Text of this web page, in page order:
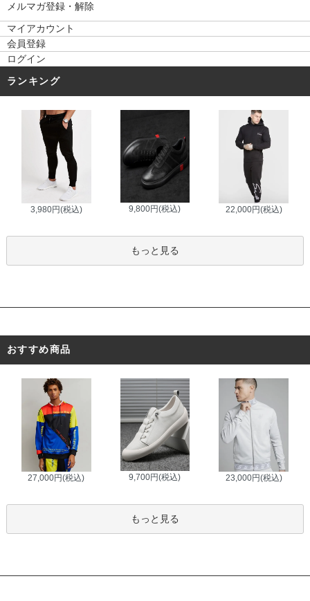
メルマガ登録・解除
マイアカウント
会員登録
ログイン
ランキング
3,980円(税込) 9,800円(税込) 22,000円(税込)
もっと見る
おすすめ商品
27,000円(税込) 9,700円(税込) 23,000円(税込)
もっと見る